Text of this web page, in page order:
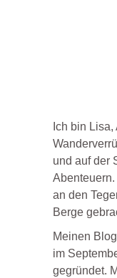
Ich bin
und auf der
an den
Berge
Meinen
im
gegründet.